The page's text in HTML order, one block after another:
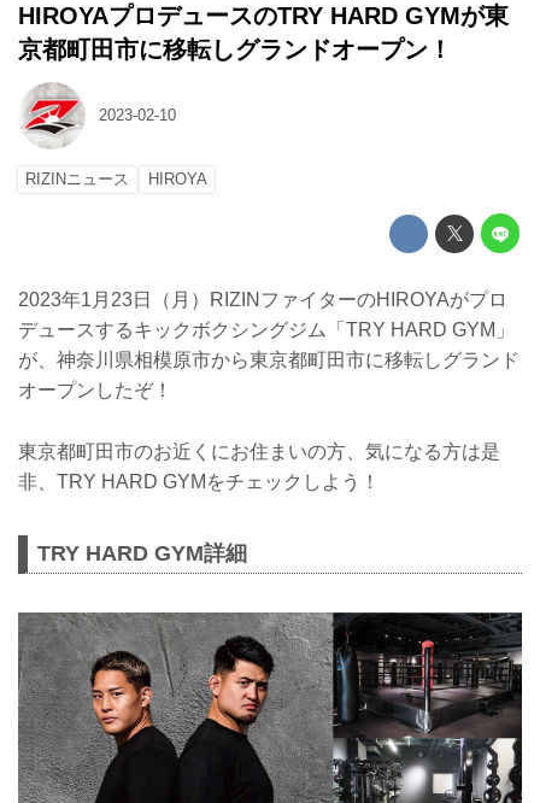
HIROYAプロデュースのTRY HARD GYMが東
京都町田市に移転しグランドオープン！
2023-02-10
RIZINニュース HIROYA
2023年1月23日（月）RIZINファイターのHIROYAがプロ
デュースするキックボクシングジム「TRY HARD GYM」
が、神奈川県相模原市から東京都町田市に移転しグランド
オープンしたぞ！
東京都町田市のお近くにお住まいの方、気になる方は是
非、TRY HARD GYMをチェックしよう！
TRY HARD GYM詳細